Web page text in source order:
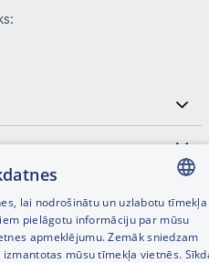
LATVIAN
RUSSIAN
lai nodrošinātu un uzlabotu tīmekļa
pielāgotu informāciju par mūsu
apmeklējumu. Zemāk sniedzam
mūsu tīmekļa vietnēs.